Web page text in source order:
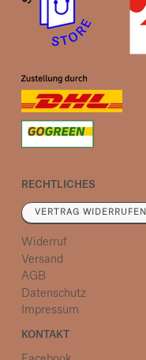
RECHTLICHES
VERTRAG WIDERRUFEN
Widerruf
Versand
AGB
Datenschutz
Impressum
KONTAKT